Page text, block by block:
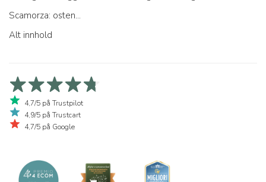
Scamorza: osten...
Alt innhold
4,7/5 på Trustpilot
4,9/5 på Trustcart
4,7/5 på Google